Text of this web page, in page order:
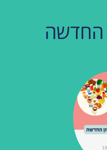
החדשה